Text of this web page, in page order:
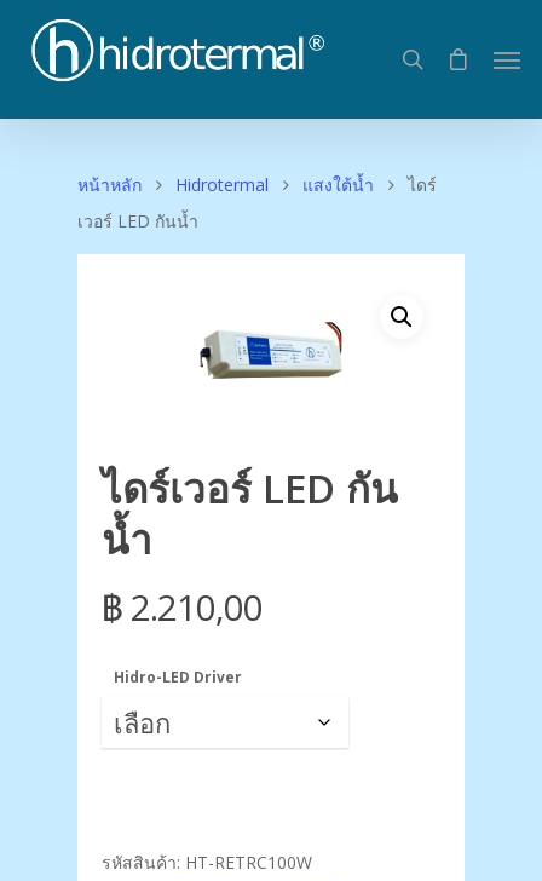
หน้าหลัก Hidrotermal แสงใต้น้ำ
ไดร์
เวอร์ LED กันน้ำ
ไดร์เวอร์ LED กัน
น้ำ
฿ 2.210,00
Hidro-LED Driver
รหัสสินค้า: HT-RETRC100W